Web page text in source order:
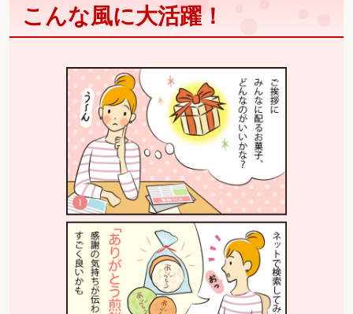
こんな風に大活躍！